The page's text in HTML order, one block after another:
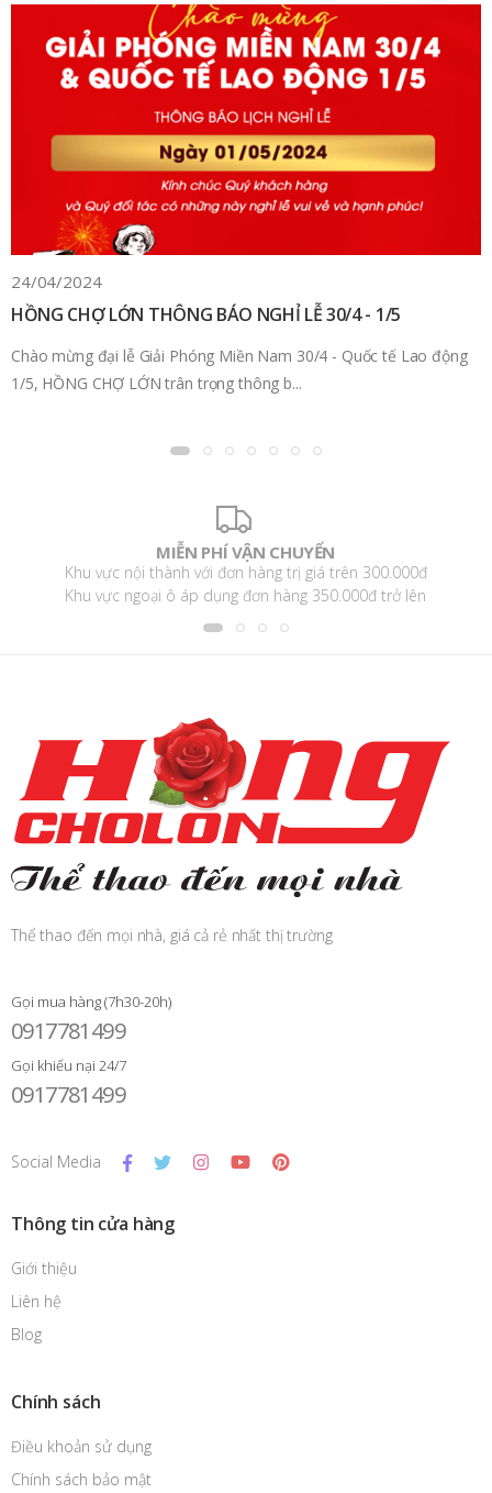
24/04/2024
HỒNG CHỢ LỚN THÔNG BÁO NGHỈ LỄ 30/4 - 1/5
Chào mừng đại lễ Giải Phóng Miền Nam 30/4 - Quốc tế Lao động
1/5, HỒNG CHỢ LỚN trân trọng thông b...
MIỄN PHÍ VẬN CHUYỂN
Khu vực nội thành với đơn hàng trị giá trên 300.000đ
Khu vực ngoại ô áp dụng đơn hàng 350.000đ trở lên
Thể thao đến mọi nhà, giá cả rẻ nhất thị trường
Gọi mua hàng (7h30-20h)
0917781499
Gọi khiếu nại 24/7
0917781499
Social Media
Thông tin cửa hàng
Giới thiệu
Liên hệ
Blog
Chính sách
Điều khoản sử dụng
Chính sách bảo mật